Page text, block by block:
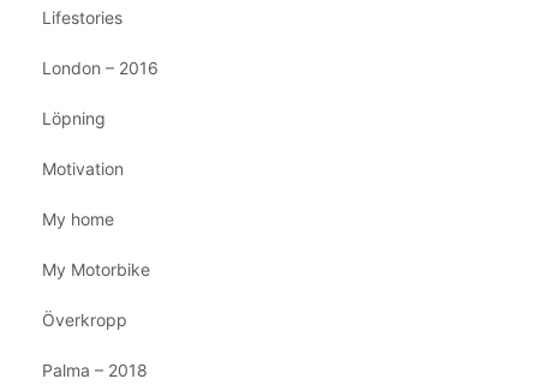
Lifestories
London – 2016
Löpning
Motivation
My home
My Motorbike
Överkropp
Palma – 2018